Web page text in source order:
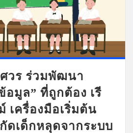
วร ร่วมพัฒนา
อมูล” ที่ถูกต้อง เรี
เครื่องมือเริ่มต้น
ดเด็กหลุดจากระบบ